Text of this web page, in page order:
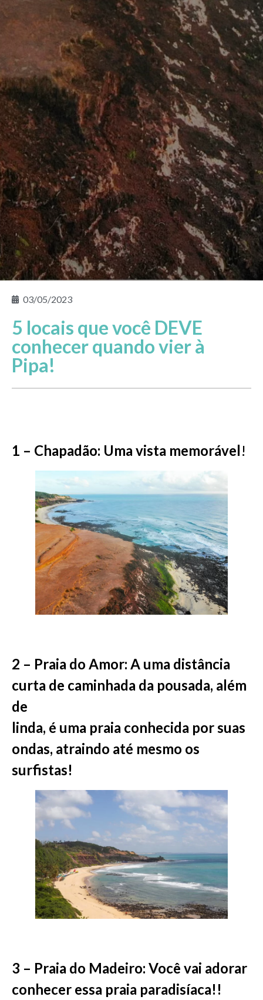
03/05/2023
5 locais que você DEVE
conhecer quando vier à
Pipa!
1 – Chapadão: Uma vista memorável!
2 – Praia do Amor: A uma distância
curta de caminhada da pousada, além
de
linda, é uma praia conhecida por suas
ondas, atraindo até mesmo os
surfistas!
3 – Praia do Madeiro: Você vai adorar
conhecer essa praia paradisíaca!!